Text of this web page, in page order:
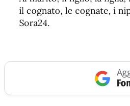
il cognato, le cognate, i
Sora24.